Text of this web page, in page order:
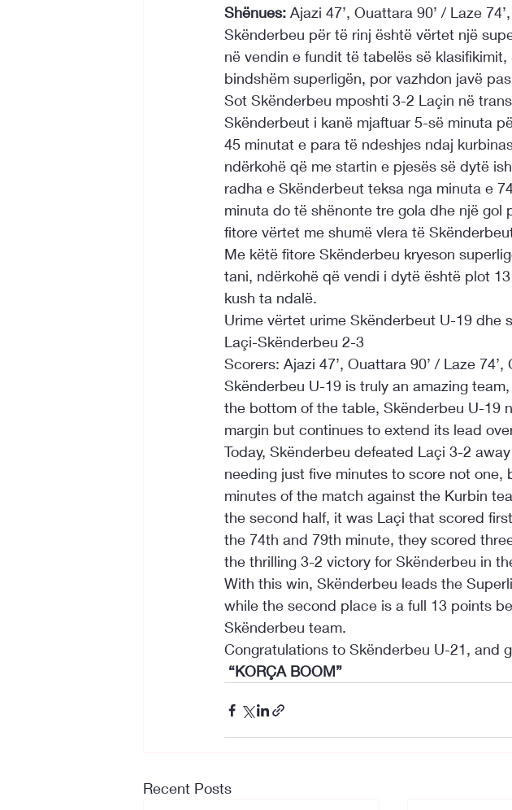
Shënues: Ajazi 47’, Ouattara 90’ / Laze
Skënderbeu për të rinj është vërtet një
në vendin e fundit të tabelës së
bindshëm superligën, por vazhdon javë
Sot Skënderbeu mposhti 3-2 Laçin në
Skënderbeut i kanë mjaftuar 5-së minuta
45 minutat e para të ndeshjes ndaj
ndërkohë që me startin e pjesës së dytë
radha e Skënderbeut teksa nga minuta e
minuta do të shënonte tre gola dhe një
fitore vërtet me shumë vlera të
Me këtë fitore Skënderbeu kryeson
tani, ndërkohë që vendi i dytë është plot
kush ta ndalë.
Urime vërtet urime Skënderbeut U-19 dhe
Laçi-Skënderbeu 2-3
Scorers: Ajazi 47’, Ouattara 90’ / Laze 74’,
Skënderbeu U-19 is truly an amazing
the bottom of the table, Skënderbeu U-19
margin but continues to extend its lead
Today, Skënderbeu defeated Laçi 3-2
needing just five minutes to score not
minutes of the match against the Kurbin
the second half, it was Laçi that scored
the 74th and 79th minute, they scored
the thrilling 3-2 victory for Skënderbeu in
With this win, Skënderbeu leads the
while the second place is a full 13 points
Skënderbeu team.
Congratulations to Skënderbeu U-21, and
“KORÇA BOOM”
Recent Posts